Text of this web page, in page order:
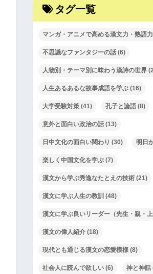
タグ一覧
マンガ・アニメで高める漢文力・熟語力
不思議なファンタジーの話 (6)
人物別・テーマ別に味わう漢詩の世界
人生あるあるな故事成語を学ぶ (16)
大学受験対策 (41) 孔子と論語 (8)
意外と面白い政治の話 (13)
日中文化の面白い関わり (30) 明日
楽しく中国文化を学ぶ (7)
漢文から学ぶ秀逸なたとえの技術 (21)
漢文に学ぶ人生の教訓 (48)
漢文に学ぶ良いリーダー（先生・親・
漢文の偉人紹介 (18)
現代とも通じる漢文の恋愛模様 (8)
社会人に読んで欲しい (6) 神と神話